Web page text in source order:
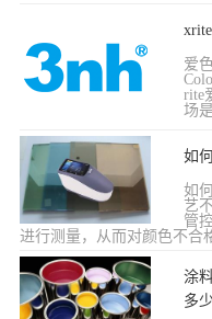
爱
rite
场
如
如
艺
管
进行测量，从而对颜色不合
涂
多